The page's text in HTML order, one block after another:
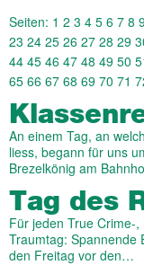
Seiten: 1 2 3 4 5 6 7 8
23 24 25 26 27 28 29
44 45 46 47 48 49 50
65 66 67 68 69 70 71
An einem Tag, an
liess, begann für uns
Brezelkönig am
Tag des
Für jeden True Crime-
Traumtag: Spannende
den Freitag vor den…